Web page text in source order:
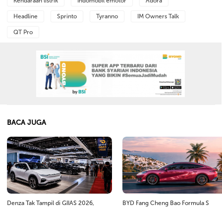
Headline Sprinto Tyranno IM Owners Talk
QT Pro
BACA JUGA
Denza Tak Tampil di GIIAS 2026,
BYD Fang Cheng Bao Formula S